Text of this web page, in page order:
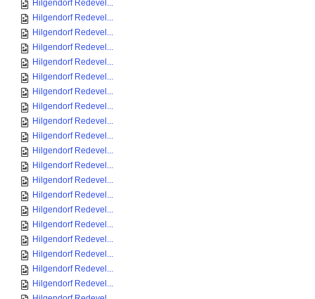
Hilgendorf Redevel...
Hilgendorf Redevel...
Hilgendorf Redevel...
Hilgendorf Redevel...
Hilgendorf Redevel...
Hilgendorf Redevel...
Hilgendorf Redevel...
Hilgendorf Redevel...
Hilgendorf Redevel...
Hilgendorf Redevel...
Hilgendorf Redevel...
Hilgendorf Redevel...
Hilgendorf Redevel...
Hilgendorf Redevel...
Hilgendorf Redevel...
Hilgendorf Redevel...
Hilgendorf Redevel...
Hilgendorf Redevel...
Hilgendorf Redevel...
Hilgendorf Redevel...